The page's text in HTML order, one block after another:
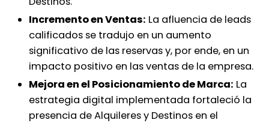
Incremento en Ventas: La afluencia de leads
calificados se tradujo en un aumento
significativo de las reservas y, por ende, en un
impacto positivo en las ventas de la empresa.
Mejora en el Posicionamiento de Marca: La
estrategia digital implementada fortaleció la
presencia de Alquileres y Destinos en el